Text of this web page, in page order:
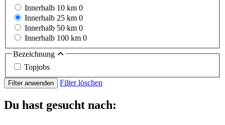
Innerhalb 10 km 0
Innerhalb 25 km 0
Innerhalb 50 km 0
Innerhalb 100 km 0
Bezeichnung
Topjobs
Filter anwenden Filter löschen
Du hast gesucht nach: